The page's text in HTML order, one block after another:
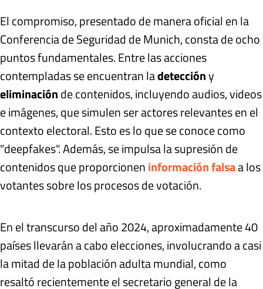
El compromiso, presentado de manera oficial en la
Conferencia de Seguridad de Munich, consta de ocho
puntos fundamentales. Entre las acciones
contempladas se encuentran ladeteccióny
eliminaciónde contenidos, incluyendo audios, videos
e imágenes, que simulen ser actores relevantes en el
contexto electoral. Esto es lo que se conoce como
"deepfakes". Además, se impulsa la supresión de
contenidos que proporcioneninformación falsaa los
votantes sobre los procesos de votación.
En el transcurso del año 2024, aproximadamente 40
países llevarán a cabo elecciones, involucrando a casi
la mitad de la población adulta mundial, como
resaltó recientemente el secretario general de la